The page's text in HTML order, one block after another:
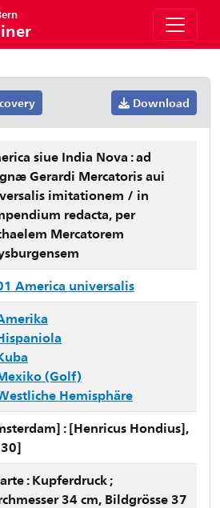
Download
siue India Nova : ad
Gerardi Mercatoris aui
imitationem / in
redacta, per
Mercatorem
America universalis
(Golf)
Hemisphäre
: [Henricus Hondius],
: Kupferdruck ;
34 cm, Bildgrösse 37